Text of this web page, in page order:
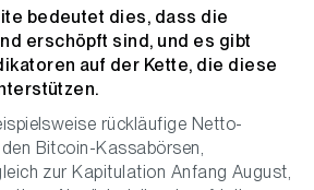
bedeutet dies, dass die
erschöpft sind, und es gibt
auf der Kette, die diese
rückläufige Netto-
Bitcoin-Kassabörsen,
zur Kapitulation Anfang August,